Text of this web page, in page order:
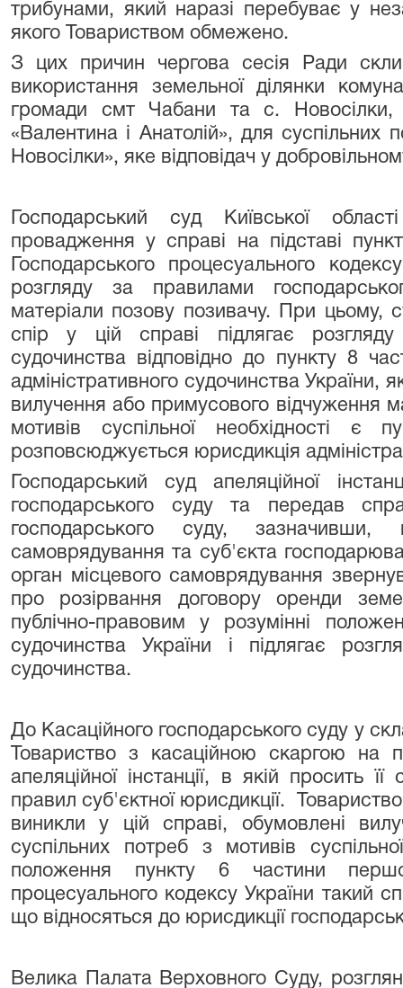
трибунами, який наразі перебуває у
якого Товариством обмежено.
З цих причин чергова сесія Ради
використання земельної ділянки
громади смт Чабани та с.
«Валентина і Анатолій», для суспільних
Новосілки», яке відповідач у
Господарський суд Київської
провадження у справі на підставі
Господарського процесуального
розгляду за правилами
матеріали позову позивачу. При цьому,
спір у цій справі підлягає розгляду
судочинства відповідно до пункту 8
адміністративного судочинства
вилучення або примусового відчуження
мотивів суспільної необхідності є
розповсюджується юрисдикція
Господарський суд апеляційної
господарського суду та передав
господарського суду,
самоврядування та суб'єкта
орган місцевого самоврядування
про розірвання договору оренди
публічно-правовим у розумінні
судочинства України і підлягає
судочинства.
До Касаційного господарського суду у
Товариство з касаційною скаргою на
апеляційної інстанції, в якій просить
правил суб'єктної юрисдикції.
виникли у цій справі, обумовлені
суспільних потреб з мотивів
положення пункту 6 частини
процесуального кодексу України такий
що відносяться до юрисдикції
Велика Палата Верховного Суду,